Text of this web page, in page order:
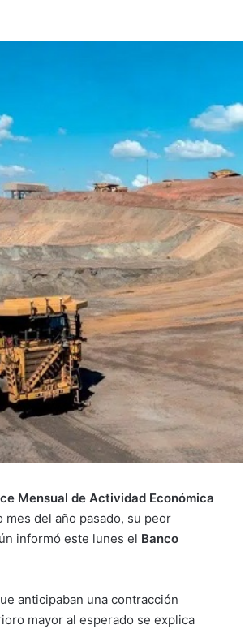
Mensual de Actividad Económica
mes del año pasado, su peor
informó este lunes el Banco
anticipaban una contracción
mayor al esperado se explica